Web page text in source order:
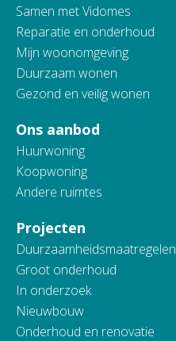
Samen met Vidomes
Reparatie en onderhoud
Mijn woonomgeving
Duurzaam wonen
Gezond en veilig wonen
Ons aanbod
Huurwoning
Koopwoning
Andere ruimtes
Projecten
Duurzaamheidsmaatregelen
Groot onderhoud
In onderzoek
Nieuwbouw
Onderhoud en renovatie